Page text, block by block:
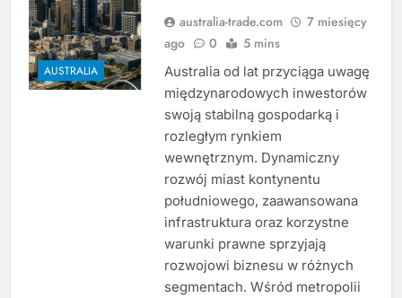
AUSTRALIA
australia-trade.com
7 miesięcy
ago
0 5 mins
Australia od lat przyciąga uwagę
międzynarodowych inwestorów
swoją stabilną gospodarką i
rozległym rynkiem
wewnętrznym. Dynamiczny
rozwój miast kontynentu
południowego, zaawansowana
infrastruktura oraz korzystne
warunki prawne sprzyjają
rozwojowi biznesu w różnych
segmentach. Wśród metropolii